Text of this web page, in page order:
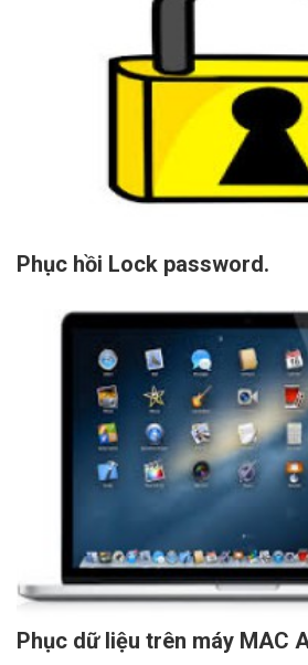
Phục hồi Lock password.
Phục dữ liệu trên máy MAC